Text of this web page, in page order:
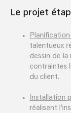
Le projet
talentueux
dessin de
contraintes
du client.
Installation
réalisent